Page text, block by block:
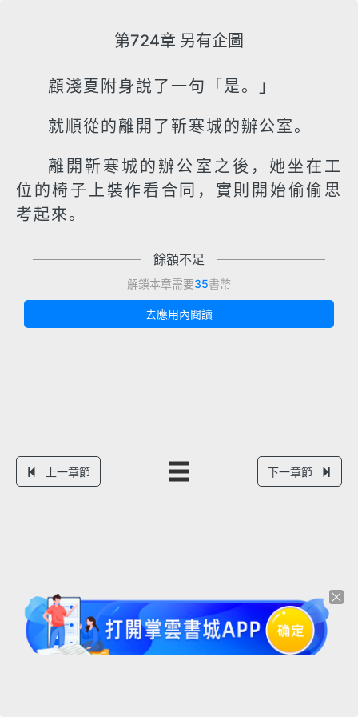
第724章 另有企圖
顧淺夏附身說了一句「是。」
就順從的離開了靳寒城的辦公室。
離開靳寒城的辦公室之後，她坐在工
位的椅子上裝作看合同，實則開始偷偷思
考起來。
餘額不足
解鎖本章需要35書幣
去應用內閱讀
上一章節 下一章節